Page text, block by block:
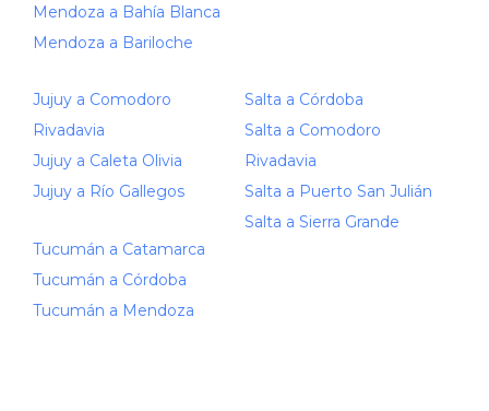
Mendoza a Bahía Blanca
Mendoza a Bariloche
Jujuy a Comodoro
Rivadavia
Jujuy a Caleta Olivia
Jujuy a Río Gallegos
Tucumán a Catamarca
Tucumán a Córdoba
Tucumán a Mendoza
Salta a Córdoba
Salta a Comodoro
Rivadavia
Salta a Puerto San Julián
Salta a Sierra Grande